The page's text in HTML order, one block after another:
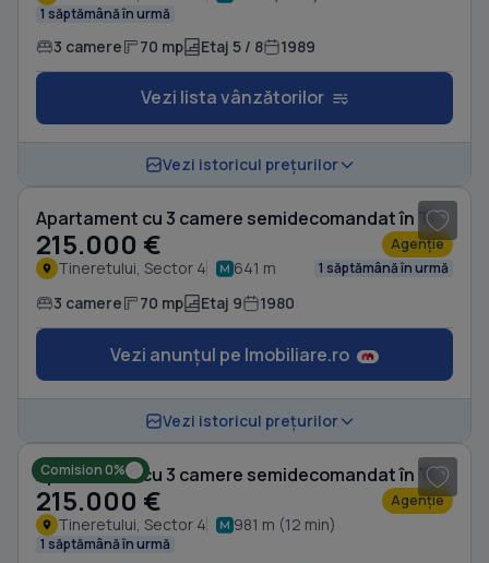
1 săptămână în urmă
3 camere 70 mp Etaj 5 / 8 1989
Vezi lista vânzătorilor
Vezi istoricul prețurilor
Apartament cu 3 camere semidecomandat în Tineretului
215.000 € Agenție
Tineretului, Sector 4 641 m 1 săptămână în urmă
3 camere 70 mp Etaj 9 1980
Vezi anunțul pe Imobiliare.ro
Vezi istoricul prețurilor
Comision 0% Apartament cu 3 camere semidecomandat în Tineretului
215.000 € Agenție
Tineretului, Sector 4 981 m (12 min)
1 săptămână în urmă